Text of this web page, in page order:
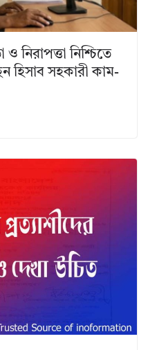
নিরাপত্তা নিশ্চিতে
হিসাব সহকারী কাম-